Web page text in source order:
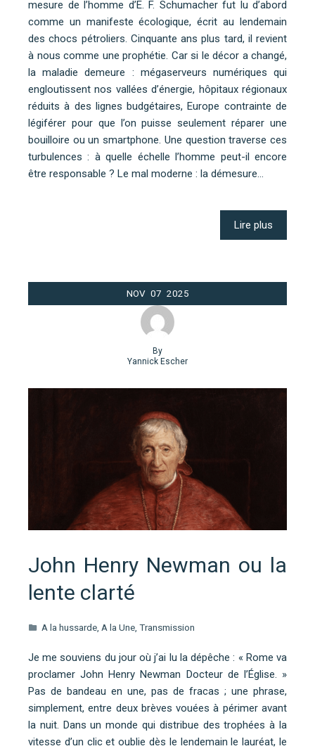
mesure de l’homme d’E. F. Schumacher fut lu d’abord
comme un manifeste écologique, écrit au lendemain
des chocs pétroliers. Cinquante ans plus tard, il revient
à nous comme une prophétie. Car si le décor a changé,
la maladie demeure : mégaserveurs numériques qui
engloutissent nos vallées d’énergie, hôpitaux régionaux
réduits à des lignes budgétaires, Europe contrainte de
légiférer pour que l’on puisse seulement réparer une
bouilloire ou un smartphone. Une question traverse ces
turbulences : à quelle échelle l’homme peut-il encore
être responsable ? Le mal moderne : la démesure…
Lire plus
NOV 07 2025
By
Yannick Escher
John Henry Newman ou la
lente clarté
A la hussarde A la Une Transmission
Je me souviens du jour où j’ai lu la dépêche : « Rome va
proclamer John Henry Newman Docteur de l’Église. »
Pas de bandeau en une, pas de fracas ; une phrase,
simplement, entre deux brèves vouées à périmer avant
la nuit. Dans un monde qui distribue des trophées à la
vitesse d’un clic et oublie dès le lendemain le lauréat, le